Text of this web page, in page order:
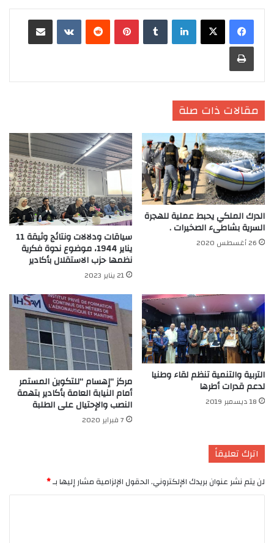
لينكدإن بينتيريست
طباعة
مقالات ذات صلة
الدرك الملكي يحبط عملية للهجرة
السرية بشاطىء الصخيرات .
26 أغسطس 2020 سياقات ودلالات ونتائج وثيقة 11
يناير 1944، موضوع ندوة فكرية
نظمها حزب الاستقلال بأكادير
21 يناير 2023
التربية والتنمية تنظم لقاء وطنيا
لدعم قدرات أطرها
18 ديسمبر 2019
مركز “إهسام “للتكوين المستمر
أمام النيابة العامة بأكادير بتهمة
النصب والإحتيال على الطلبة
7 فبراير 2020
اترك تعليقاً
لن يتم نشر عنوان بريدك الإلكتروني.الحقول الإلزامية مشار إليها بـ*